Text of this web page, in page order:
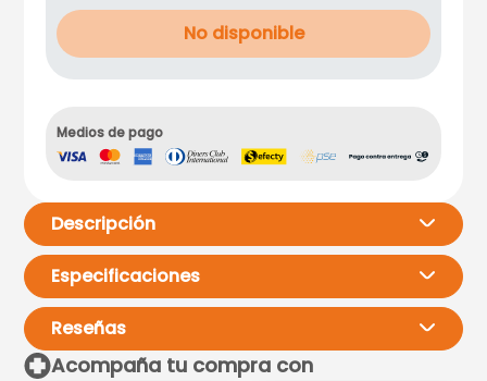
No disponible
Medios de pago
Descripción
Especificaciones
Reseñas
Acompaña tu compra con